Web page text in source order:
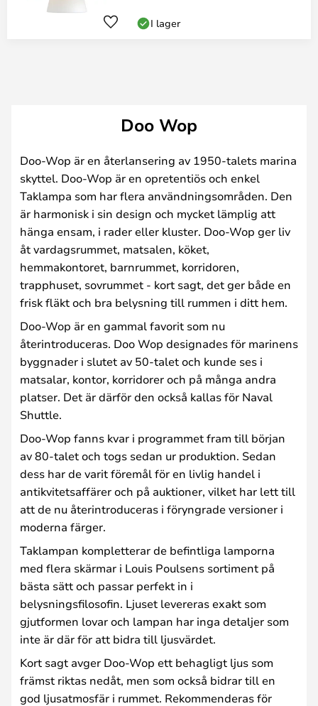
I lager
Doo Wop
Doo-Wop är en återlansering av 1950-talets marina
skyttel. Doo-Wop är en opretentiös och enkel
Taklampa som har flera användningsområden. Den
är harmonisk i sin design och mycket lämplig att
hänga ensam, i rader eller kluster. Doo-Wop ger liv
åt vardagsrummet, matsalen, köket,
hemmakontoret, barnrummet, korridoren,
trapphuset, sovrummet - kort sagt, det ger både en
frisk fläkt och bra belysning till rummen i ditt hem.
Doo-Wop är en gammal favorit som nu
återintroduceras. Doo Wop designades för marinens
byggnader i slutet av 50-talet och kunde ses i
matsalar, kontor, korridorer och på många andra
platser. Det är därför den också kallas för Naval
Shuttle.
Doo-Wop fanns kvar i programmet fram till början
av 80-talet och togs sedan ur produktion. Sedan
dess har de varit föremål för en livlig handel i
antikvitetsaffärer och på auktioner, vilket har lett till
att de nu återintroduceras i föryngrade versioner i
moderna färger.
Taklampan kompletterar de befintliga lamporna
med flera skärmar i Louis Poulsens sortiment på
bästa sätt och passar perfekt in i
belysningsfilosofin. Ljuset levereras exakt som
gjutformen lovar och lampan har inga detaljer som
inte är där för att bidra till ljusvärdet.
Kort sagt avger Doo-Wop ett behagligt ljus som
främst riktas nedåt, men som också bidrar till en
god ljusatmosfär i rummet. Rekommenderas för